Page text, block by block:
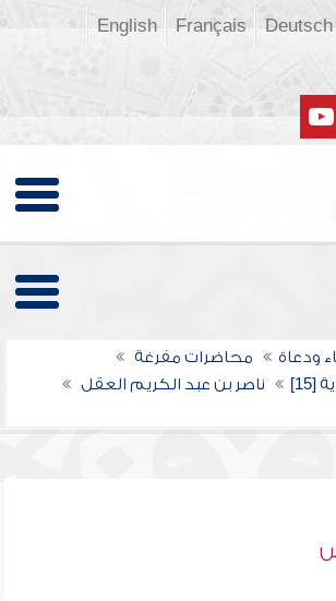
Deutsch
Français
English
ودعاة
محاضرات مفرغة
[15]
ناصر بن عبد الكريم العقل